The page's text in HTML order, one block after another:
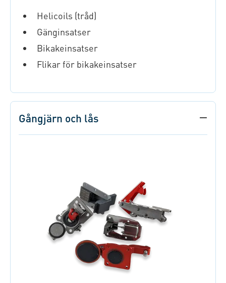
Helicoils (tråd)
Gänginsatser
Bikakeinsatser
Flikar för bikakeinsatser
Gångjärn och lås